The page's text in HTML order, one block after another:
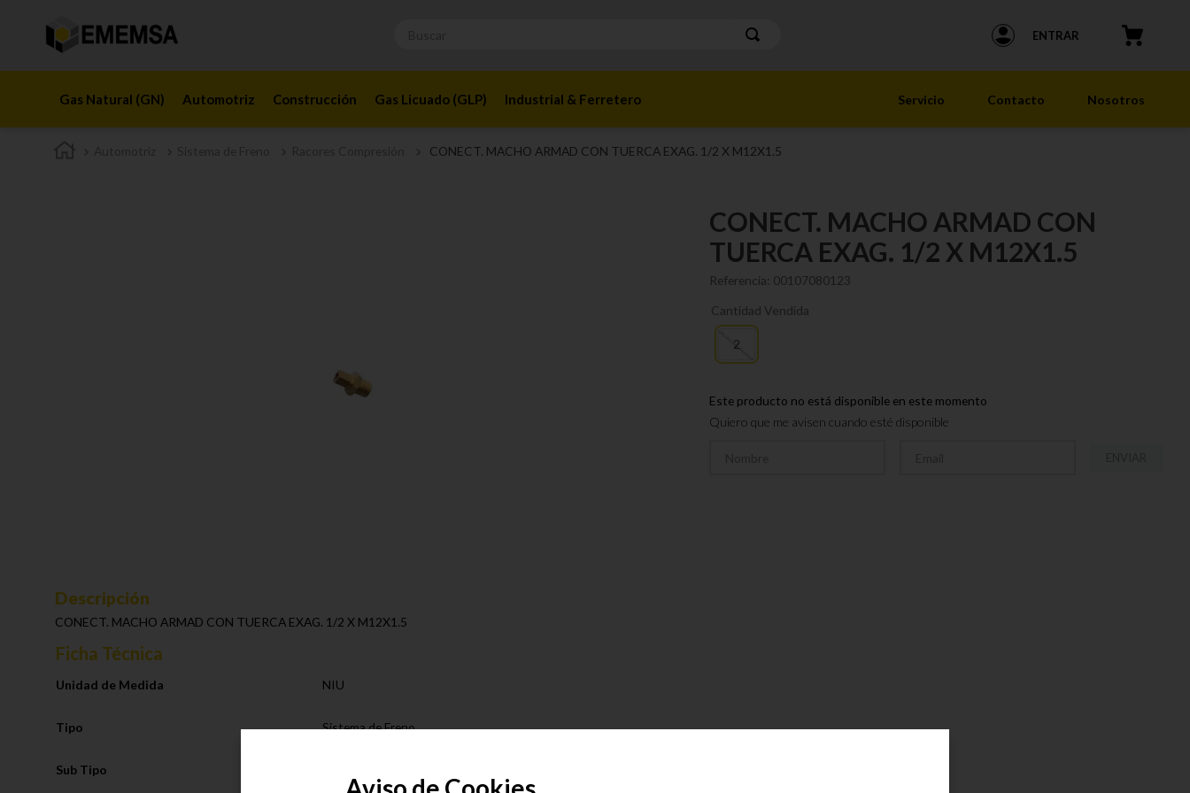
ENTRAR
Gas Natural (GN) Automotriz Construcción Gas Licuado (GLP) Industrial & Ferretero Servicio Contacto Nosotros
CONECT. MACHO ARMAD CON TUERCA EXAG. 1/2 X M12X1.5
CONECT. MACHO ARMAD CON
TUERCA EXAG. 1/2 X M12X1.5
Referencia: 00107080123
Cantidad Vendida
2
Este producto no está disponible en este momento
Quiero que me avisen cuando esté disponible
Descripción
CONECT. MACHO ARMAD CON TUERCA EXAG. 1/2 X M12X1.5
Ficha Técnica
Unidad de Medida NIU
Tipo Sistema de Freno
Sub Tipo